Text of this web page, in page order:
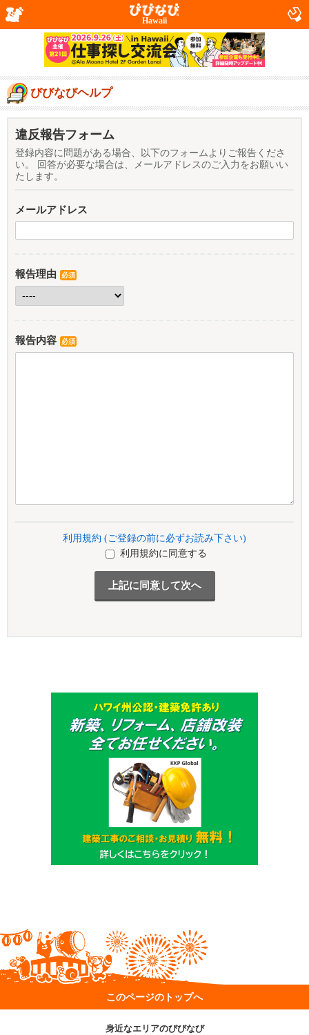
Hawaii
びびなびヘルプ
違反報告フォーム
登録内容に問題がある場合、以下のフォームよりご報告くださ
い。 回答が必要な場合は、メールアドレスのご入力をお願いい
たします。
メールアドレス
報告理由 必須
報告内容 必須
利用規約 (ご登録の前に必ずお読み下さい)
利用規約に同意する
このページのトップへ
身近なエリアのびびなび